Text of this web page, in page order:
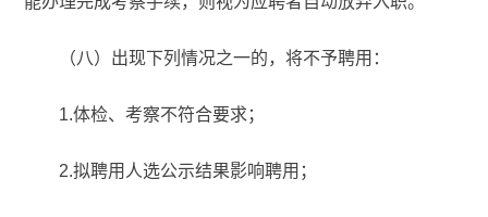
（八）出现下列情况之一的，将不予聘用：
1.体检、考察不符合要求；
2.拟聘用人选公示结果影响聘用；